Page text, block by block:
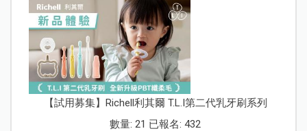
【試用募集】Richell利其爾 T.L.I第二代乳牙刷系列
數量: 21 已報名: 432